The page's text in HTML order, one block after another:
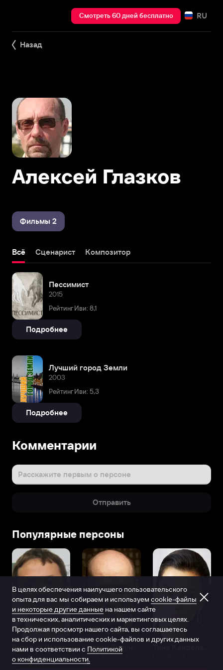
Смотреть 60 дней бесплатно RU
Назад
Алексей Глазков
Фильмы 2
Всё Сценарист Композитор
Пессимист
2015
Рейтинг Иви: 8,1
Подробнее
Лучший город Земли
2003
Рейтинг Иви: 5,3
Подробнее
Комментарии
Расскажите первым о персоне
Отправить
Популярные персоны
Виталий Шляппо
Продюсер Актёр дубляжа
В целях обеспечения наилучшего пользовательского
опыта для вас мы собираем и используем cookie-файлы
и некоторые другие данные на нашем сайте
в технических, аналитических и маркетинговых целях.
Продолжая просмотр нашего сайта, вы соглашаетесь
на сбор и использование cookie-файлов и других данных
нами в соответствии с Политикой
о конфиденциальности.